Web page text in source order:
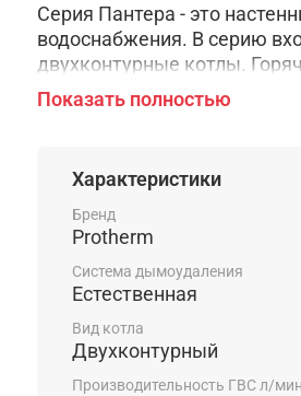
Серия Пантера - это
водоснабжения. В серию
двухконтурные котлы.
подготавливается в
с помощью стального
возможных неполадках.
Среди основных
эргономичный дизайн,
безопасности. Качество
Протерм обеспечивают
систем. А отличные
Показать полностью
Характеристики
Бренд
Protherm
Система дымоудаления
Естественная
Вид котла
Двухконтурный
Производительность ГВС л/мин